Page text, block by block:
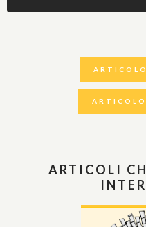
ARTICOLI